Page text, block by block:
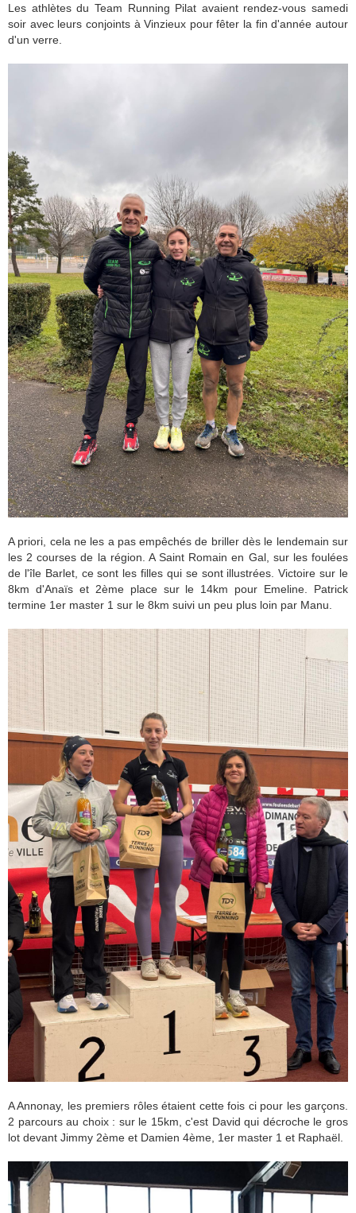
Les athlètes du Team Running Pilat avaient rendez-vous samedi
soir avec leurs conjoints à Vinzieux pour fêter la fin d'année autour
d'un verre.
A priori, cela ne les a pas empêchés de briller dès le lendemain sur
les 2 courses de la région. A Saint Romain en Gal, sur les foulées
de l'île Barlet, ce sont les filles qui se sont illustrées. Victoire sur le
8km d'Anaïs et 2ème place sur le 14km pour Emeline. Patrick
termine 1er master 1 sur le 8km suivi un peu plus loin par Manu.
A Annonay, les premiers rôles étaient cette fois ci pour les garçons.
2 parcours au choix : sur le 15km, c'est David qui décroche le gros
lot devant Jimmy 2ème et Damien 4ème, 1er master 1 et Raphaël.